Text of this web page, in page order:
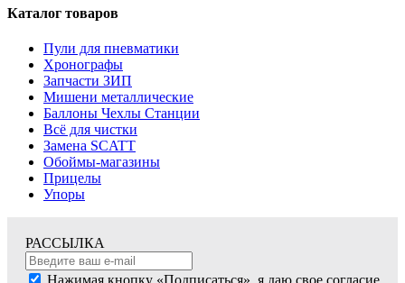
Каталог товаров
Пули для пневматики
Хронографы
Запчасти ЗИП
Мишени металлические
Баллоны Чехлы Станции
Всё для чистки
Замена SCATT
Обоймы-магазины
Прицелы
Упоры
РАССЫЛКА
Нажимая кнопку «Подписаться», я даю свое согласие